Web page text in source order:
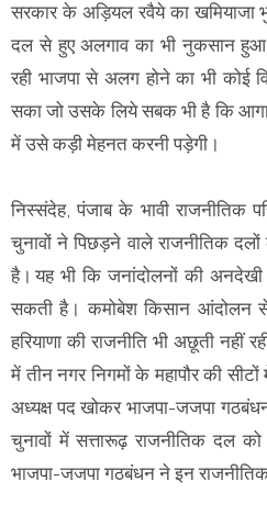
सरकार के अड़ियल रवैये का खमियाजा
दल से हुए अलगाव का भी नुकसान
रही भाजपा से अलग होने का भी कोई
सका जो उसके लिये सबक भी है कि
में उसे कड़ी मेहनत करनी पड़ेगी।
निस्संदेह, पंजाब के भावी राजनीतिक
चुनावों ने पिछड़ने वाले राजनीतिक
है। यह भी कि जनांदोलनों की अनदेखी
सकती है। कमोबेश किसान आंदोलन से
हरियाणा की राजनीति भी अछूती नहीं
में तीन नगर निगमों के महापौर की
अध्यक्ष पद खोकर भाजपा-जजपा
चुनावों में सत्तारूढ़ राजनीतिक दल
भाजपा-जजपा गठबंधन ने इन